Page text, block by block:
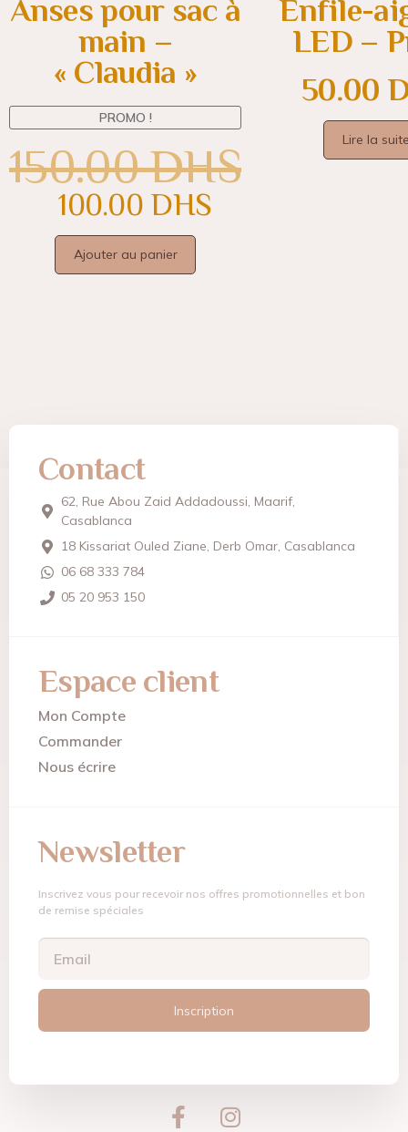
Anses pour sac à
main –
« Claudia »
PROMO !
150.00DHS
100.00 DHS
Ajouter au panier
Enfile-
LED –
50.00
Lire la
Contact
62, Rue Abou Zaid Addadoussi, Maarif,
Casablanca
18 Kissariat Ouled Ziane, Derb Omar, Casablanca
06 68 333 784
05 20 953 150
Espace client
Mon Compte
Commander
Nous écrire
Newsletter
Inscrivez vous pour recevoir nos offres promotionnelles et bon
de remise spéciales
Inscription